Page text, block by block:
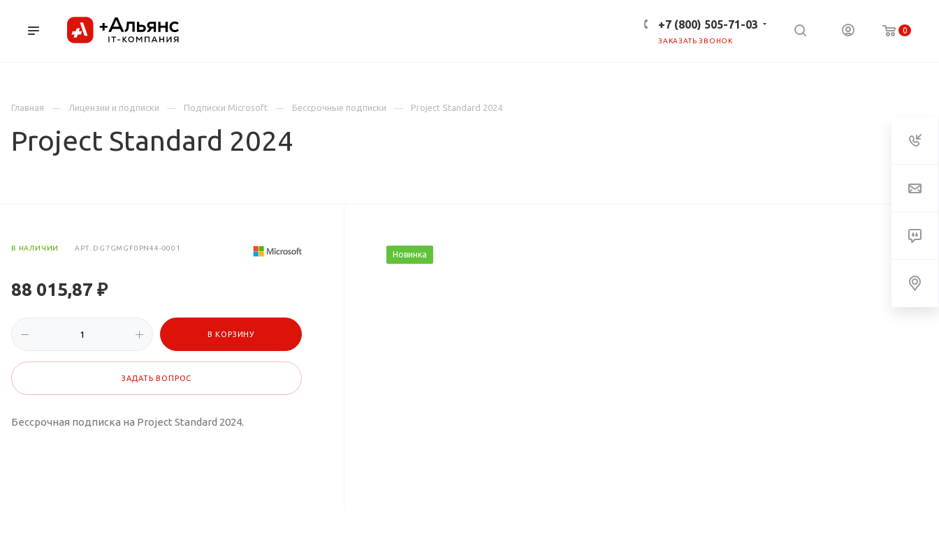
0
+7 (800) 505-71-03
ЗАКАЗАТЬ ЗВОНОК
Главная
Лицензии и подписки Подписки Microsoft Бессрочные подписки Project Standard 2024
Project Standard 2024
В НАЛИЧИИ АРТ. DG7GMGF0PN44-0001
88 015,87 ₽
В КОРЗИНУ
ЗАДАТЬ ВОПРОС
Бессрочная подписка на Project Standard 2024.
Новинка